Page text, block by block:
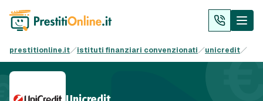
prestitionline.it istituti finanziari convenzionati unicredit